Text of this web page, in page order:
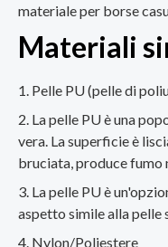
materiale per borse
Materiali
Pelle PU (pelle di
La pelle PU è una
vera. La superficie è
bruciata, produce fumo
La pelle PU è
aspetto simile alla pelle
Nylon/Poliestere